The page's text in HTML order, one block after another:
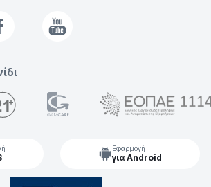
Εφαρμογή
για Android